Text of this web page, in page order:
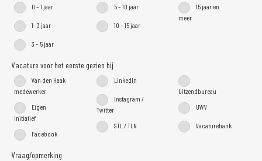
0 – 1 jaar
1- 3 jaar
3 – 5 jaar
5 – 10 jaar
10 – 15 jaar
15 jaar en
meer
Vacature voor het eerste gezien bij
Van den Haak
medewerker
Eigen
initiatief
Facebook
LinkedIn
Instagram /
Twitter
STL / TLN
Uitzendbureau
UWV
Vacaturebank
Vraag/opmerking